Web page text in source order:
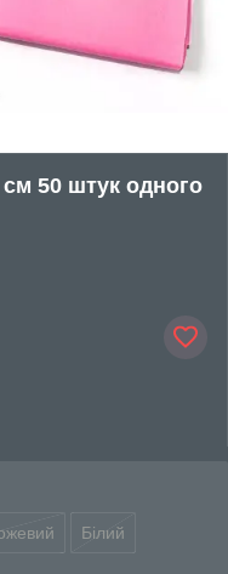
50 штук одного
Білий